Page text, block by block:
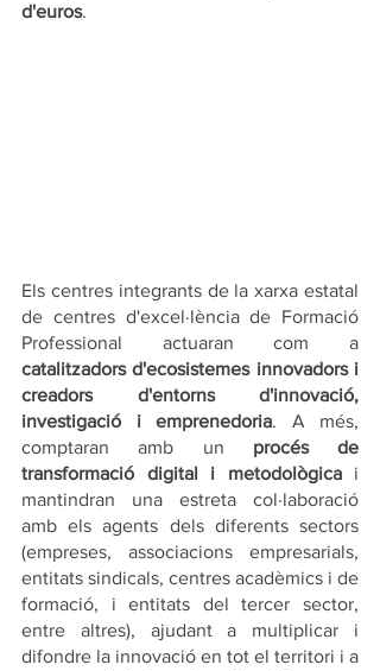
d'euros.
Els centres integrants de la xarxa estatal
de centres d'excel·lència de Formació
catalitzadors d'ecosistemes innovadors i
creadors d'entorns d'innovació,
investigació i emprenedoria. A més,
comptaran amb un procés de
transformació digital i metodològica i
mantindran una estreta col·laboració
amb els agents dels diferents sectors
(empreses, associacions empresarials,
entitats sindicals, centres acadèmics i de
formació, i entitats del tercer sector,
entre altres), ajudant a multiplicar i